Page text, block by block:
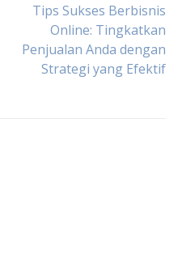
Tips Sukses Berbisnis
Online: Tingkatkan
Penjualan Anda dengan
Strategi yang Efektif